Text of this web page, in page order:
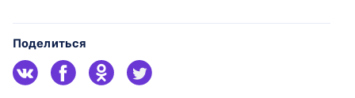
Поделиться